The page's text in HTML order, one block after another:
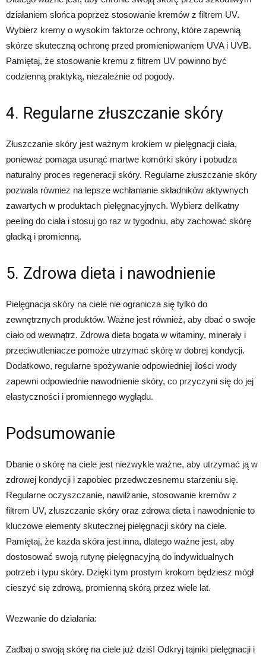
działaniem słońca poprzez stosowanie kremów z filtrem UV.
Wybierz kremy o wysokim faktorze ochrony, które zapewnią
skórze skuteczną ochronę przed promieniowaniem UVA i UVB.
Pamiętaj, że stosowanie kremu z filtrem UV powinno być
codzienną praktyką, niezależnie od pogody.
4. Regularne złuszczanie skóry
Złuszczanie skóry jest ważnym krokiem w pielęgnacji ciała,
ponieważ pomaga usunąć martwe komórki skóry i pobudza
naturalny proces regeneracji skóry. Regularne złuszczanie skóry
pozwala również na lepsze wchłanianie składników aktywnych
zawartych w produktach pielęgnacyjnych. Wybierz delikatny
peeling do ciała i stosuj go raz w tygodniu, aby zachować skórę
gładką i promienną.
5. Zdrowa dieta i nawodnienie
Pielęgnacja skóry na ciele nie ogranicza się tylko do
zewnętrznych produktów. Ważne jest również, aby dbać o swoje
ciało od wewnątrz. Zdrowa dieta bogata w witaminy, minerały i
przeciwutleniacze pomoże utrzymać skórę w dobrej kondycji.
Dodatkowo, regularne spożywanie odpowiedniej ilości wody
zapewni odpowiednie nawodnienie skóry, co przyczyni się do jej
elastyczności i promiennego wyglądu.
Podsumowanie
Dbanie o skórę na ciele jest niezwykle ważne, aby utrzymać ją w
zdrowej kondycji i zapobiec przedwczesnemu starzeniu się.
Regularne oczyszczanie, nawilżanie, stosowanie kremów z
filtrem UV, złuszczanie skóry oraz zdrowa dieta i nawodnienie to
kluczowe elementy skutecznej pielęgnacji skóry na ciele.
Pamiętaj, że każda skóra jest inna, dlatego ważne jest, aby
dostosować swoją rutynę pielęgnacyjną do indywidualnych
potrzeb i typu skóry. Dzięki tym prostym krokom będziesz mógł
cieszyć się zdrową, promienną skórą przez wiele lat.
Wezwanie do działania:
Zadbaj o swoją skórę na ciele już dziś! Odkryj tajniki pielęgnacji i